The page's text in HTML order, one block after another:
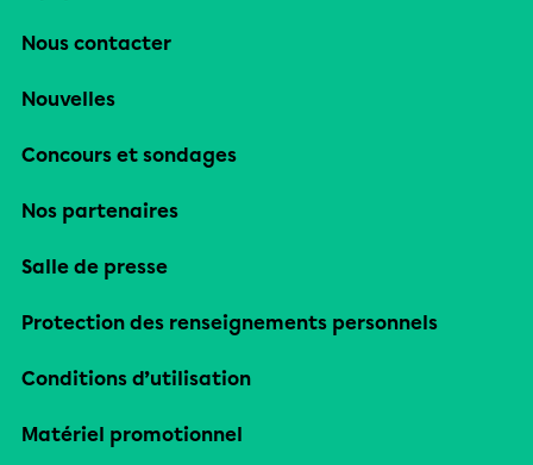
Nous contacter
Nouvelles
Concours et sondages
Nos partenaires
Salle de presse
Protection des renseignements personnels
Conditions d’utilisation
Matériel promotionnel